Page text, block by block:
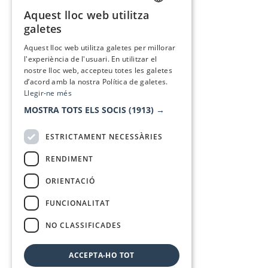
Aquest lloc web utilitza
galetes
Aquest lloc web utilitza galetes per millorar
l'experiència de l'usuari. En utilitzar el
nostre lloc web, accepteu totes les galetes
d’acord amb la nostra Política de galetes.
Llegir-ne més
MOSTRA TOTS ELS SOCIS (1913) →
ESTRICTAMENT NECESSÀRIES
RENDIMENT
ORIENTACIÓ
FUNCIONALITAT
NO CLASSIFICADES
ACCEPTA-HO TOT